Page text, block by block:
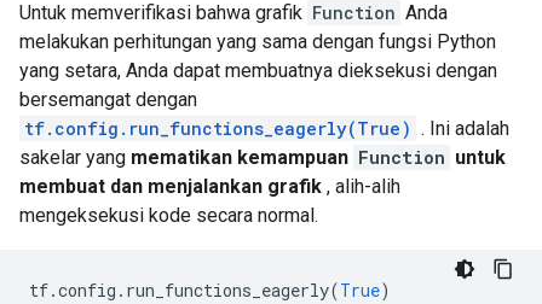
    value {
      type: DT_INT32
    }
  }
}
library {
  function {
    signature {
      name: "cond_false_34"
        type: DT_INT32
Untuk memverifikasi bahwa grafik Function Anda
melakukan perhitungan yang sama dengan fungsi Python
yang setara, Anda dapat membuatnya dieksekusi dengan
bersemangat dengan
tf.config.run_functions_eagerly(True) . Ini adalah
sakelar yang mematikan kemampuan Function untuk
membuat dan menjalankan grafik , alih-alih
mengeksekusi kode secara normal.
tf.config . run_functions_eagerly(True)